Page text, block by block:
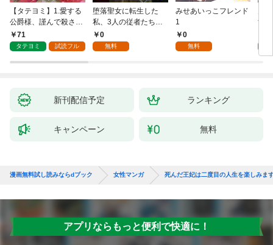
【タテヨミ】1.愛する
公爵様、謹んで殺させ
ていただきます！
71
タテヨミ 試読フル
堕落聖女に転生した
私、3人の従者たちに
抱かれて困ってます 第
1話
0
無料
みせあいっこフレンド
1
0
無料
す
ま
新刊配信予定 ランキング
キャンペーン 無料
漫画無料試し読みならdブック 女性マンガ 死んだ王妃は二度目の人生を楽しみ
アプリならもっと便利で快適に！